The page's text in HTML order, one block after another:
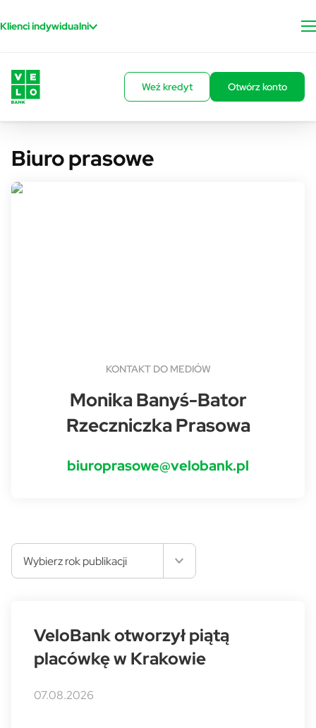
Klienci indywidualni
Weź kredyt Otwórz konto
Biuro prasowe
Rzecznik prasowy
KONTAKT DO MEDIÓW
Monika Banyś-Bator
Rzeczniczka Prasowa
biuroprasowe@velobank.pl
Wybierz rok publikacji
VeloBank otworzył piątą
placówkę w Krakowie
07.08.2026